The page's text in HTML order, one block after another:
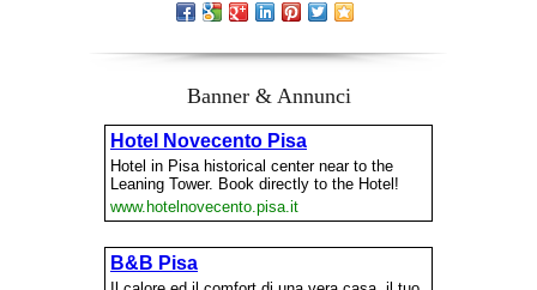
Banner & Annunci